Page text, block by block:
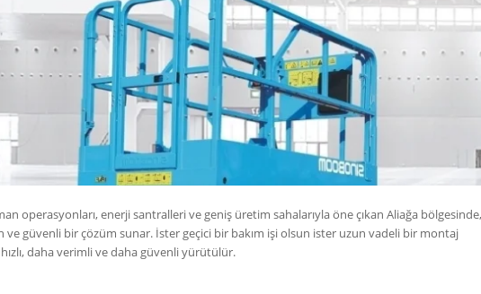
operasyonları, enerji santralleri ve geniş üretim sahalarıyla öne çıkan Aliağa bölgesinde,
güvenli bir çözüm sunar. İster geçici bir bakım işi olsun ister uzun vadeli bir montaj
daha verimli ve daha güvenli yürütülür.